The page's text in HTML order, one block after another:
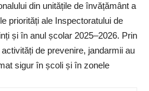
din unitățile de învățământ a
priorități ale Inspectoratului de
și în anul școlar 2025–2026. Prin
de prevenire, jandarmii au
sigur în școli și în zonele